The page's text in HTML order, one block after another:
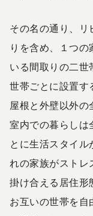
その名の通り、リ
りを含め、１つの
いる間取りの二世
世帯ごとに設置す
屋根と外壁以外の
室内での暮らしは
とに生活スタイ
れの家族がストレ
掛け合える居住形
お互いの世帯を自